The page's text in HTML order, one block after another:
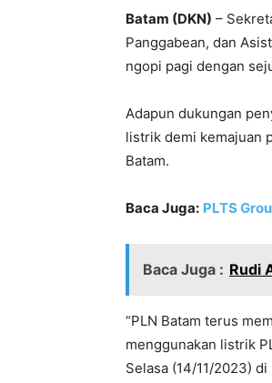
Batam (DKN) –
Panggabean, dan
ngopi pagi dengan
Adapun dukungan
listrik demi kemajuan
Batam.
Baca Juga: PLTS
Baca Juga : Rudi
“PLN Batam terus
menggunakan listrik
Selasa (14/11/2023)